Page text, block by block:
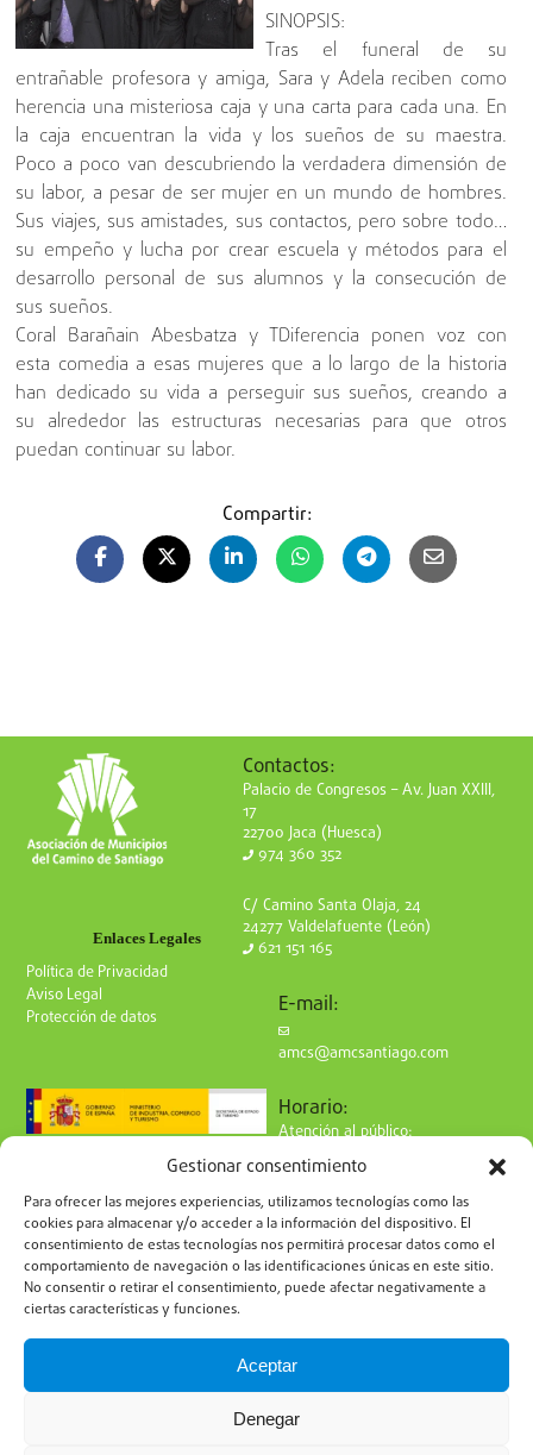
Gestionar consentimiento
Para ofrecer las mejores experiencias, utilizamos tecnologías como las
cookies para almacenar y/o acceder a la información del dispositivo. El
consentimiento de estas tecnologías nos permitirá procesar datos como el
comportamiento de navegación o las identificaciones únicas en este sitio.
No consentir o retirar el consentimiento, puede afectar negativamente a
ciertas características y funciones.
Aceptar
Denegar
SINOPSIS:
Tras el funeral de su
entrañable profesora y amiga, Sara y Adela reciben como
herencia una misteriosa caja y una carta para cada una. En
la caja encuentran la vida y los sueños de su maestra.
Poco a poco van descubriendo la verdadera dimensión de
su labor, a pesar de ser mujer en un mundo de hombres.
Sus viajes, sus amistades, sus contactos, pero sobre todo…
su empeño y lucha por crear escuela y métodos para el
desarrollo personal de sus alumnos y la consecución de
sus sueños.
Coral Barañain Abesbatza y TDiferencia ponen voz con
esta comedia a esas mujeres que a lo largo de la historia
han dedicado su vida a perseguir sus sueños, creando a
su alrededor las estructuras necesarias para que otros
puedan continuar su labor.
Compartir:
Enlaces Legales
Política de Privacidad
Aviso Legal
Protección de datos
Contactos:
Palacio de Congresos – Av. Juan XXIII,
17
22700 Jaca (Huesca)
974 360 352
C/ Camino Santa Olaja, 24
24277 Valdelafuente (León)
621 151 165
E-mail:
amcs@amcsantiago.com
Horario:
Atención al público:
de 9 a 15h
Síguenos en redes:
Suscríbete a nuestro boletín